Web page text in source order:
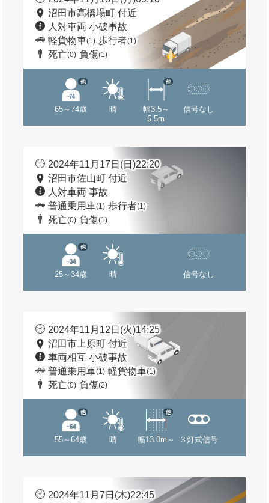
沼田市高橋場町 付近
人対車両 小破事故
軽貨物車(1) 歩行者(1)
死亡(0) 負傷(1)
65～74歳
他
晴
幅3.5～
5.5m
他
信号なし
2024年11月17日(日)22:20
沼田市佐山町 付近
人対車両 事故
普通乗用車(1) 歩行者(1)
死亡(0) 負傷(1)
25～34歳
他
晴 信号なし
2024年11月12日(火)14:25
沼田市上原町 付近
車両相互 小破事故
普通乗用車(1) 軽貨物車(1)
死亡(0) 負傷(2)
55～64歳
他
晴 幅13.0m～
他
３灯式信号
2024年11月7日(木)22:45